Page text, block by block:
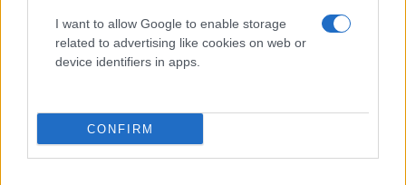
I want to allow Google to enable storage
related to advertising like cookies on web or
device identifiers in apps.
CONFIRM
Η Μύκονος... δεν προλαβαίνει τους σταρ: Νικόλ
05.08.2026